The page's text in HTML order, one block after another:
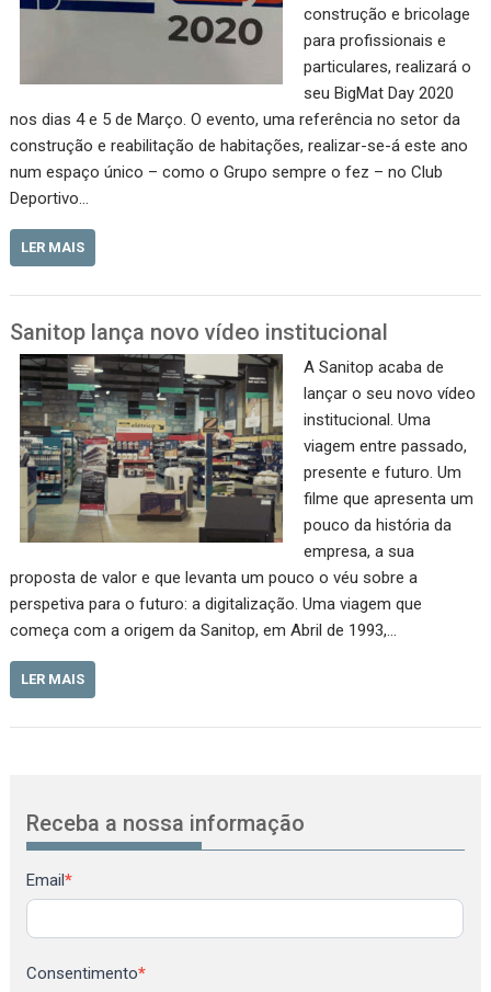
construção e bricolage
para profissionais e
particulares, realizará o
seu BigMat Day 2020
nos dias 4 e 5 de Março. O evento, uma referência no setor da
construção e reabilitação de habitações, realizar-se-á este ano
num espaço único – como o Grupo sempre o fez – no Club
Deportivo…
LER MAIS
Sanitop lança novo vídeo institucional
A Sanitop acaba de
lançar o seu novo vídeo
institucional. Uma
viagem entre passado,
presente e futuro. Um
filme que apresenta um
pouco da história da
empresa, a sua
proposta de valor e que levanta um pouco o véu sobre a
perspetiva para o futuro: a digitalização. Uma viagem que
começa com a origem da Sanitop, em Abril de 1993,…
LER MAIS
Receba a nossa informação
Newsletter
Email*
Consentimento*